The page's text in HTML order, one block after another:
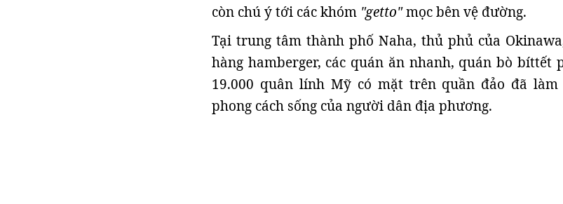
còn chú ý tới các khóm "getto"mọc bên vệ đường.
Tại trung tâm thành phố Naha, thủ phủ của
hàng hamberger, các quán ăn nhanh, quán bò bíttết
19.000 quân lính Mỹ có mặt trên quần đảo đã
phong cách sống của người dân địa phương.